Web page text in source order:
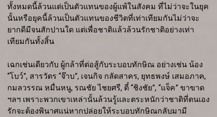
ทั้งหมดนี้ล้วนแต่เป็นตัวแทนของผู้แพ้ในสังคม ที่ไม่ว่าจะในยุค
นั้นหรือยุคนี้ล้วนเป็นตัวแทนของชีวิตที่เท่าเทียมกันไม่ว่าจะ
ยากดีมีจนสักปานใด แต่เพื่อชาติแล้วล้วนรักชาติอย่างเท่า
เทียมกันทั้งสิ้น
เฉกเช่นเดียวกับ ผู้กล้าที่ต่อสู้กับระบอบทักษิณ อย่างเช่น น้อง
“โบว์”, สารวัตร “จ๊าบ”, เจนกิจ กลัดสาคร, ยุทธพงษ์ เสมอภาค,
กมลวรรณ หมื่นหนู, รณชัย ไชยศรี, ตี๋ “ชิงชัย”, “แจ็ค” ขาขาด
ฯลฯ เพราะพวกเขาเหล่านั้นล้วนรู้และตระหนักว่าชาติที่ตนเอง
รักจะต้องพินาศแน่หากปล่อยให้ระบอบทักษิณกลับมามี